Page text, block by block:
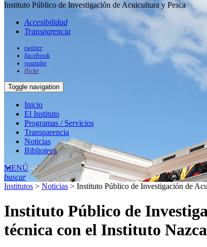
Instituto Público de Investigación de Acuicultura y Pesca
Accesibilidad
Transparencia
twitter
facebook
youtube
flickr
Toggle navigation
Inicio
El Instituto
Programas / Servicios
Transparencia
Noticias
Biblioteca
MENÚ
buscar
Institutos > Noticias > Instituto Público de Investigación de
Instituto Público de
técnica con el Instituto